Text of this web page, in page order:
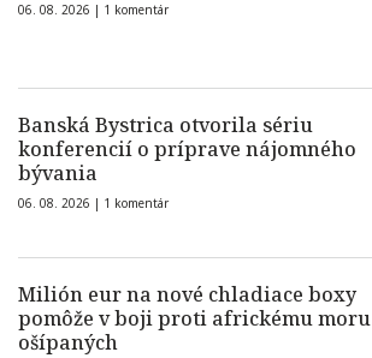
06. 08. 2026 | 1 komentár
Banská Bystrica otvorila sériu
konferencií o príprave nájomného
bývania
06. 08. 2026 | 1 komentár
Milión eur na nové chladiace boxy
pomôže v boji proti africkému moru
ošípaných